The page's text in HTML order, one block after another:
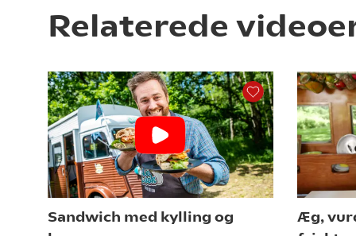
Relaterede
Sandwich med kylling og
Æg,